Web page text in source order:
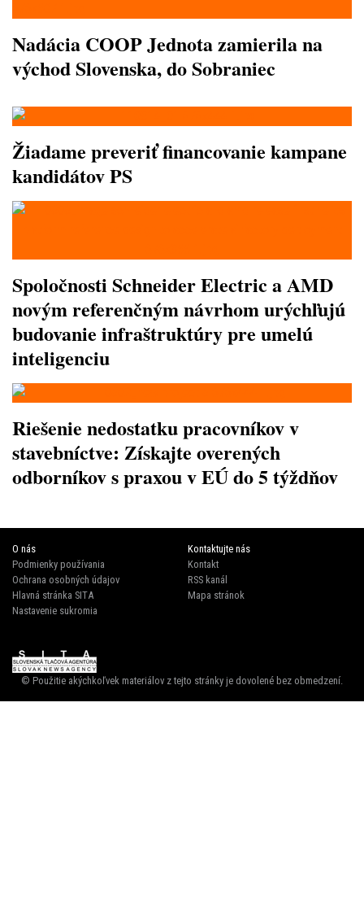
Nadácia COOP Jednota zamierila na
východ Slovenska, do Sobraniec
Žiadame preveriť financovanie kampane
kandidátov PS
Spoločnosti Schneider Electric a AMD
novým referenčným návrhom urýchľujú
budovanie infraštruktúry pre umelú
inteligenciu
Riešenie nedostatku pracovníkov v
stavebníctve: Získajte overených
odborníkov s praxou v EÚ do 5 týždňov
O nás
Podmienky používania
Ochrana osobných údajov
Hlavná stránka SITA
Nastavenie sukromia
Kontaktujte nás
Kontakt
RSS kanál
Mapa stránok
© Použitie akýchkoľvek materiálov z tejto stránky je dovolené bez obmedzení.